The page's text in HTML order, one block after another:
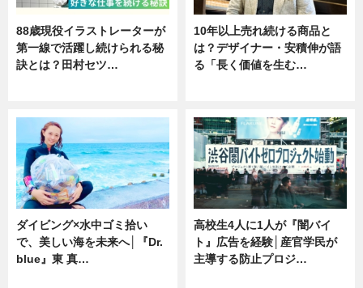
88歳現役イラストレーターが
第一線で活躍し続けられる秘
訣とは？田村セツ…
10年以上売れ続ける商品と
は？デザイナー・安積伸が語
る「長く価値を生む…
ダイビング×水中ゴミ拾い
で、美しい海を未来へ│『Dr.
blue』東 真…
高校生4人に1人が『闇バイ
ト』広告を経験│産官学民が
主導する防止プロジ…